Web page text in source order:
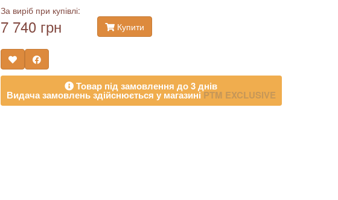
За виріб при купівлі:
7 740 грн Купити
Товар під замовлення до 3 днів
Видача замовлень здійснюється у магазиніPTM EXCLUSIVE